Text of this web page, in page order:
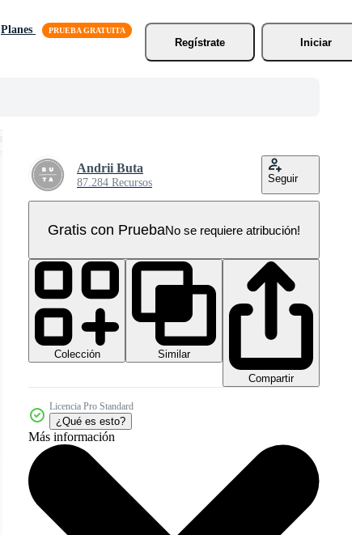
Planes
Regístrate
Iniciar
Andrii Buta
87.284 Recursos Seguir
Gratis con PruebaNo se requiere atribución!
Colección
Similar
Compartir
Licencia Pro Standard
¿Qué es esto?
Más información